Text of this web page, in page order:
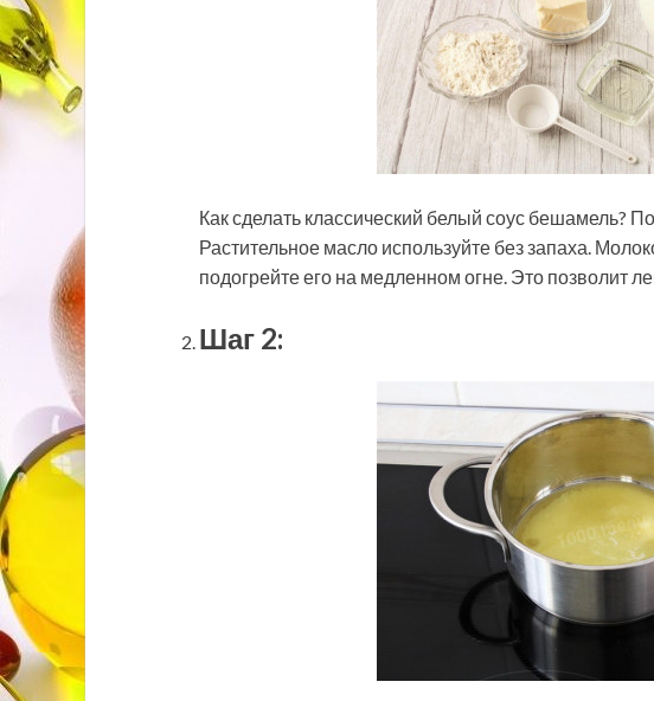
Как сделать классический белый соус бешамель?
Растительное масло используйте без запаха.
подогрейте его на медленном огне. Это позволит
Шаг 2: